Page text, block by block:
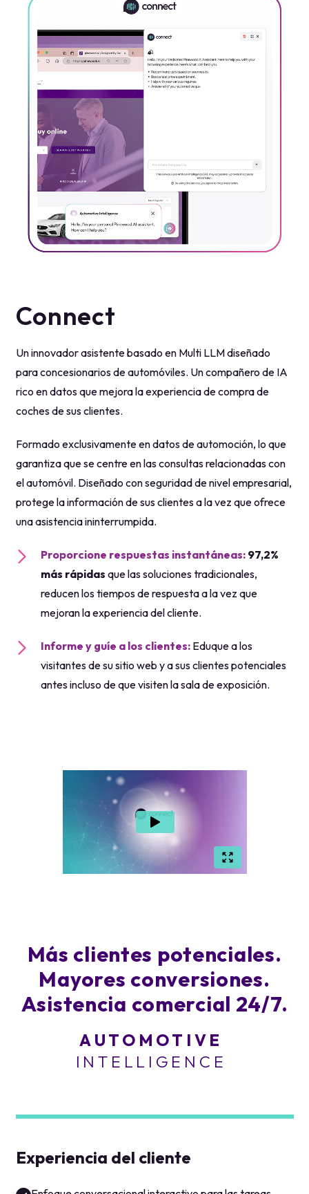
Connect
coches de sus clientes.
Formado exclusivamente en datos de automoción, lo que
garantiza que se centre en las consultas relacionadas con
el automóvil. Diseñado con seguridad de nivel empresarial,
protege la información de sus clientes a la vez que ofrece
Proporcione respuestas instantáneas:97,2%
más rápidasque las soluciones tradicionales,
reducen los tiempos de respuesta a la vez que
mejoran la experiencia del cliente.
Informe y guíe a los clientes:Eduque a los
visitantes de su sitio web y a sus clientes potenciales
antes incluso de que visiten la sala de exposición.
Más clientes potenciales.
AUTOMOTIVE
INTELLIGENCE
Experiencia del cliente
relacionadas con la búsqueda y la adquisición de
Experiencias fluidas para los clientes a la hora de
reservar pruebas de conducción o concertar citas de
mantenimiento.